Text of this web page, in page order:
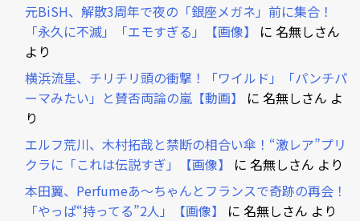
元BiSH、解散3周年で夜の「銀座メガネ」前に集合！
「永久に不滅」「エモすぎる」【画像】
に 名無しさん
より
横浜流星、チリチリ頭の衝撃！「ワイルド」「パンチパ
ーマみたい」と賛否両論の嵐【動画】
に 名無しさん よ
り
エルフ荒川、木村拓哉と禁断の相合い傘！“激レア”プリ
クラに「これは伝説すぎ」【画像】
に 名無しさん より
本田翼、Perfumeあ～ちゃんとフランスで奇跡の再会！
「やっぱ“持ってる”2人」【画像】
に 名無しさん より